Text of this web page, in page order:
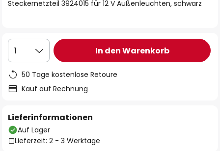
Steckernetzteil 3924015 für 12 V Außenleuchten, schwarz
1 In den Warenkorb
50 Tage kostenlose Retoure
Kauf auf Rechnung
Lieferinformationen
Auf Lager
Lieferzeit: 2 - 3 Werktage